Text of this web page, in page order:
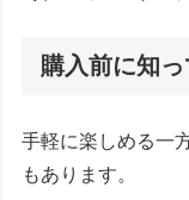
購入前に知
手軽に楽しめる一
もあります。